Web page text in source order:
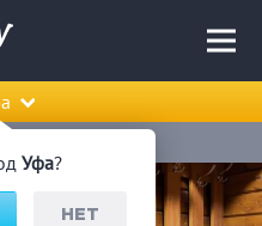
Уфа?
НЕТ